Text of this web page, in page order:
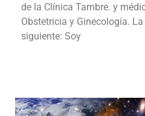
de la Clínica Tambre. y
Obstetricia y Ginecología.
siguiente: Soy